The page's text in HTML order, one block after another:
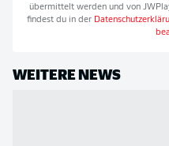
übermittelt werden und von
findest du in der
WEITERE NEWS